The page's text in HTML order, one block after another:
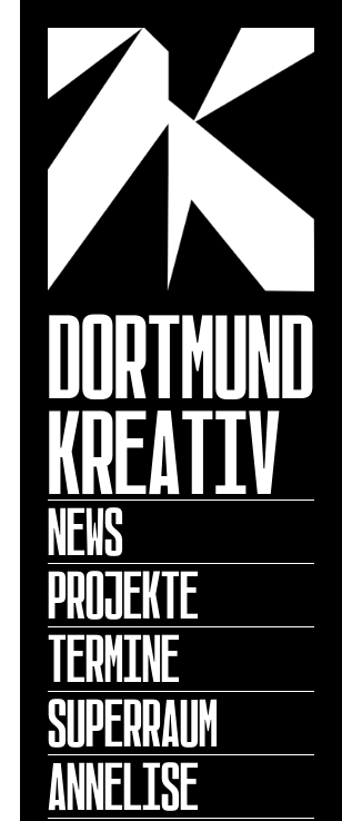
DORTMUND
KREATIV
NEWS
PROJEKTE
TERMINE
SUPERRAUM
ANNELISE